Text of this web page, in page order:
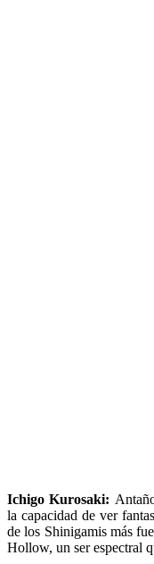
Ichigo Kurosaki:
la capacidad de ver
de los Shinigamis más
Hollow, un ser espectral